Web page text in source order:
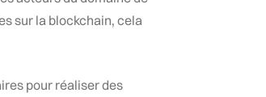
sur la blockchain, cela
pour réaliser des